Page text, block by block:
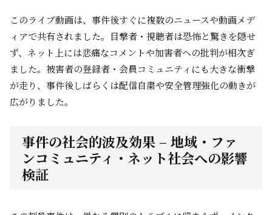
このライブ動画は、事件後すぐに複数のニュースや動画メデ
ィアで共有されました。目撃者・視聴者は恐怖と驚きを隠せ
ず、ネット上には悲痛なコメントや加害者への批判が相次ぎ
ました。被害者の登録者・会員コミュニティにも大きな衝撃
が走り、事件後しばらくは配信自粛や安全管理強化の動きが
広がりました。
事件の社会的波及効果 – 地域・ファ
ンコミュニティ・ネット社会への影響
検証